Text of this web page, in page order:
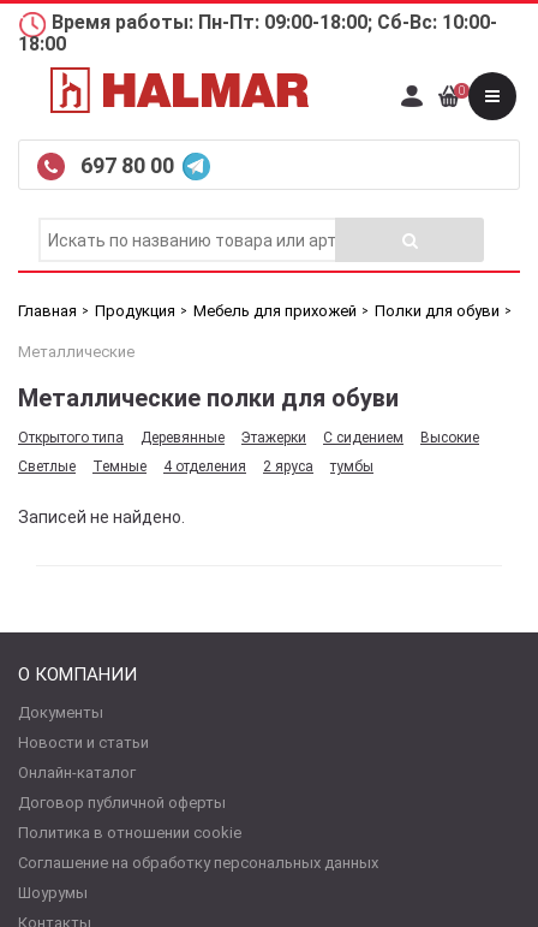
Время работы: Пн-Пт: 09:00-18:00; Сб-Вс: 10:00-
18:00
697 80 00
0
Главная Продукция Мебель для прихожей Полки для обуви
Металлические
Металлические полки для обуви
Открытого типа Деревянные Этажерки С сидением
Высокие
Светлые
Темные 4 отделения 2 яруса тумбы
Записей не найдено.
О КОМПАНИИ
Документы
Новости и статьи
Онлайн-каталог
Договор публичной оферты
Политика в отношении cookie
Соглашение на обработку персональных данных
Шоурумы
Контакты